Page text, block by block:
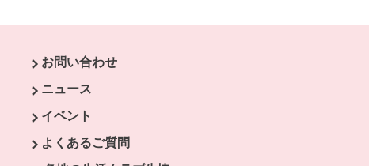
ドウで開きます。
お問い合わせ
ニュース
イベント
よくあるご質問